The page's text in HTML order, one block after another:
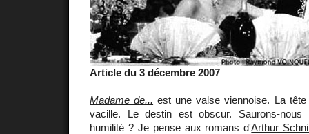
Article du 3 décembre 2007
Madame de... est une valse viennoise. La
vacille. Le destin est obscur. Saurons-nous
humilité ? Je pense aux romans d'Arthur